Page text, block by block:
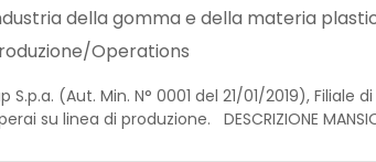
della gomma e della materia
Operations
S.p.a. (Aut. Min. N° 0001 del 21/01/2019),
su linea di produzione. DESCRIZIONE
Assemblaggio e confezionamento prodotti -